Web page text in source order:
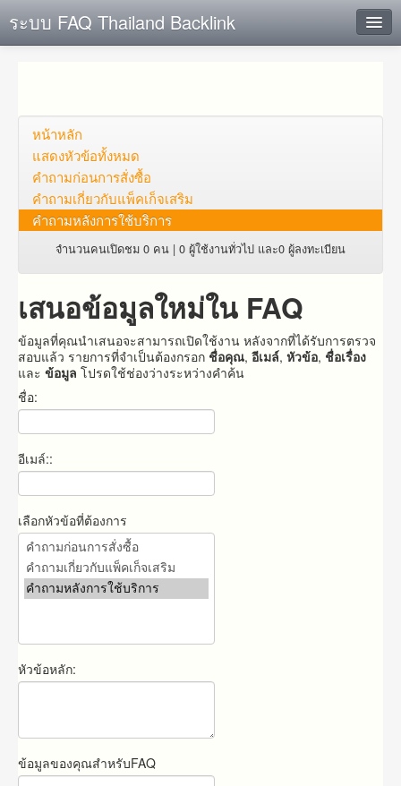
ระบบ FAQ Thailand Backlink
ตั้งคำถาม
ดูคำถาม
คุณต้องการที่จะลงทะเบียนหรือไม่?
Login
หน้าหลัก
แสดงหัวข้อทั้งหมด
คำถาม​ก่อน​การ​สั่งซื้อ​
คำถาม​เกี่ยว​กับ​แพ็คเก็จ​เสริม
คำถามหลังการใช้บริการ
จำนวนคนเปิดชม 0 คน | 0 ผู้ใช้งานทั่วไป และ0 ผู้ลงทะเบียน
เสนอข้อมูลใหม่ใน FAQ
ข้อมูลที่คุณนำเสนอจะสามารถเปิดใช้งาน หลังจากที่ได้รับการตรวจ
สอบแล้ว รายการที่จำเป็นต้องกรอก ชื่อคุณ, อีเมล์, หัวข้อ, ชื่อเรื่อง
และ ข้อมูล โปรดใช้ช่องว่างระหว่างคำค้น
ชื่อ:
อีเมล์::
เลือกหัวข้อที่ต้องการ
หัวข้อหลัก:
ข้อมูลของคุณสำหรับFAQ